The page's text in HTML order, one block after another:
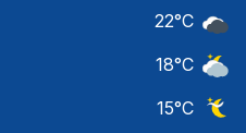
22°C
18°C
15°C